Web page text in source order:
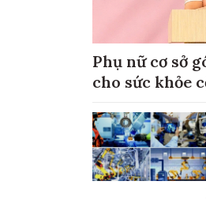
Phụ nữ cơ sở
cho sức khỏe